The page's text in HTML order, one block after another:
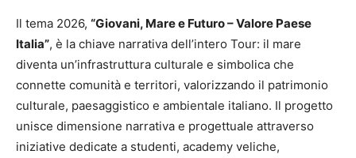
Il tema 2026, “Giovani, Mare e Futuro – Valore Paese
Italia”, è la chiave narrativa dell’intero Tour: il mare
diventa un’infrastruttura culturale e simbolica che
connette comunità e territori, valorizzando il patrimonio
culturale, paesaggistico e ambientale italiano. Il progetto
unisce dimensione narrativa e progettuale attraverso
iniziative dedicate a studenti, academy veliche,